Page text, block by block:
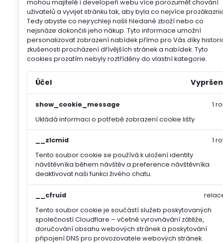
mohou majitelé i developeři webu více porozumět chování
uživatelů a vyvijet stránku tak, aby byla co nejvíce
Tedy abyste co nejrychleji našli hledané zboží nebo co
nejsnáze dokončili jeho nákup. Tyto informace umožní
personalizovat zobrazení nabídek přímo pro Vás díky
zkušenosti procházení dřívějších stránek a nabídek. Tyto
cookies prozatím nebyly roztříděny do vlastní kategorie.
Účel
show_cookie_message
Ukládá informaci o potřebě zobrazení cookie lišty
1
__zlcmid
Tento soubor cookie se používá k uložení identity
návštěvníka během návštěv a preference návštěvníka
deaktivovat naši funkci živého chatu.
1
__cfruid
Tento soubor cookie je součástí služeb poskytovaných
společností Cloudflare – včetně vyrovnávání zátěže,
doručování obsahu webových stránek a poskytování
připojení DNS pro provozovatele webových stránek.